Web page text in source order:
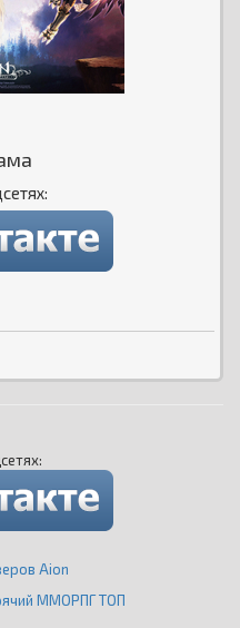
Aion
ММОРПГ ТОП